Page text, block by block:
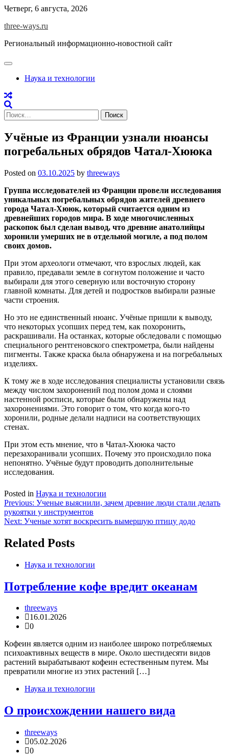
Skip
content
Четверг, 6 августа, 2026
three-ways.ru
Региональный информационно-новостной сайт
Наука и технологии
Найти:
Учёные из Франции узнали нюансы
погребальных обрядов Чатал-Хююка
Posted on 03.10.2025 by threeways
Группа исследователей из Франции провели исследования
уникальных погребальных обрядов жителей древнего
города Чатал-Хююк, который считается одним из
древнейших городов мира. В ходе многочисленных
раскопок был сделан вывод, что древние анатолийцы
хоронили умерших не в отдельной могиле, а под полом
своих домов.
При этом археологи отмечают, что взрослых людей, как
правило, предавали земле в согнутом положение и часто
выбирали для этого северную или восточную сторону
главной комнаты. Для детей и подростков выбирали разные
части строения.
Но это не единственный нюанс. Учёные пришли к выводу,
что некоторых усопших перед тем, как похоронить,
раскрашивали. На останках, которые обследовали с помощью
специального рентгеновского спектрометра, были найдены
пигменты. Также краска была обнаружена и на погребальных
изделиях.
К тому же в ходе исследования специалисты установили связь
между числом захоронений под полом дома и слоями
настенной росписи, которые были обнаружены над
захоронениями. Это говорит о том, что когда кого-то
хоронили, родные делали надписи на соответствующих
стенах.
При этом есть мнение, что в Чатал-Хююка часто
перезахоранивали усопших. Почему это происходило пока
непонятно. Учёные будут проводить дополнительные
исследования.
Posted in Наука и технологии
Навигация
по
Previous: Ученые выяснили, зачем древние люди стали делать
рукоятки у инструментов
Next: Ученые хотят воскресить вымершую птицу додо
Related Posts
Наука и технологии
Потребление кофе вредит океанам
threeways
16.01.2026
0
Кофеин является одним из наиболее широко потребляемых
психоактивных веществ в мире. Около шестидесяти видов
растений вырабатывают кофеин естественным путем. Мы
превратили многие из этих растений […]
Наука и технологии
О происхождении нашего вида
threeways
05.02.2026
0